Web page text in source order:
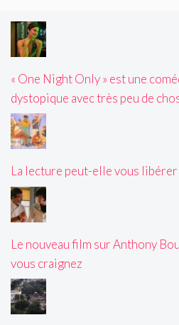
« One Night Only » est une
dystopique avec très peu de
La lecture peut-elle vous libérer
Le nouveau film sur Anthony
vous craignez